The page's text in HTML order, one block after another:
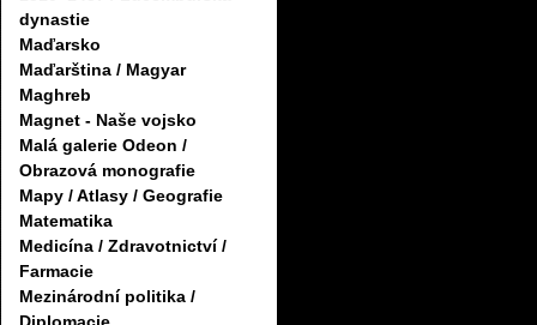
dynastie
Maďarsko
Maďarština / Magyar
Maghreb
Magnet - Naše vojsko
Malá galerie Odeon /
Obrazová monografie
Mapy / Atlasy / Geografie
Matematika
Medicína / Zdravotnictví /
Farmacie
Mezinárodní politika /